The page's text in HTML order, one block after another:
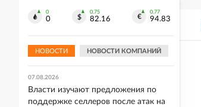
0
0
0.75
82.16
0.77
94.83
НОВОСТИ НОВОСТИ КОМПАНИЙ
07.08.2026
развлечений иностранных судей
07.08.2026
Власти изучают предложения по
поддержке селлеров после атак на